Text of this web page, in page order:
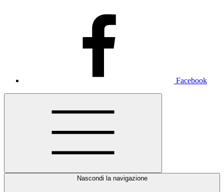
Facebook
Nascondi la navigazione